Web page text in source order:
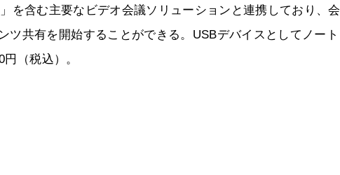
を含む主要なビデオ会議ソリューションと連携しており、会
ツ共有を開始することができる。USBデバイスとしてノート
（税込）。